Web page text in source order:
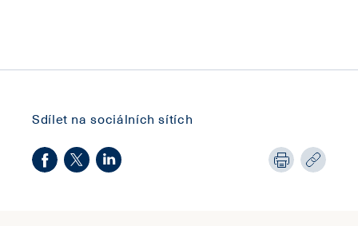
Sdílet na sociálních sítích